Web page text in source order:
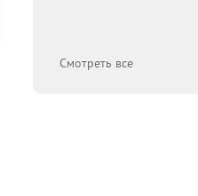
Смотреть все